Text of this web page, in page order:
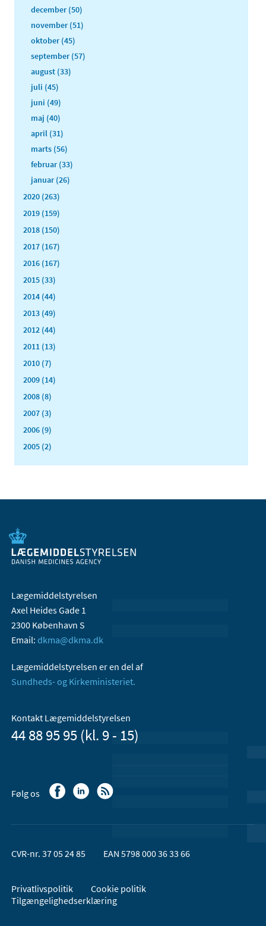
december (50)
november (51)
oktober (45)
september (57)
august (33)
juli (45)
juni (49)
maj (40)
april (31)
marts (56)
februar (33)
januar (26)
2020 (263)
2019 (159)
2018 (150)
2017 (167)
2016 (167)
2015 (33)
2014 (44)
2013 (49)
2012 (44)
2011 (13)
2010 (7)
2009 (14)
2008 (8)
2007 (3)
2006 (9)
2005 (2)
Lægemiddelstyrelsen
Axel Heides Gade 1
2300 København S
Email: dkma@dkma.dk
Lægemiddelstyrelsen er en del af
Sundheds- og Kirkeministeriet.
Kontakt Lægemiddelstyrelsen
44 88 95 95 (kl. 9 - 15)
Følg os
CVR-nr. 37 05 24 85 EAN 5798 000 36 33 66
Privatlivspolitik
Cookie politik
Tilgængelighedserklæring